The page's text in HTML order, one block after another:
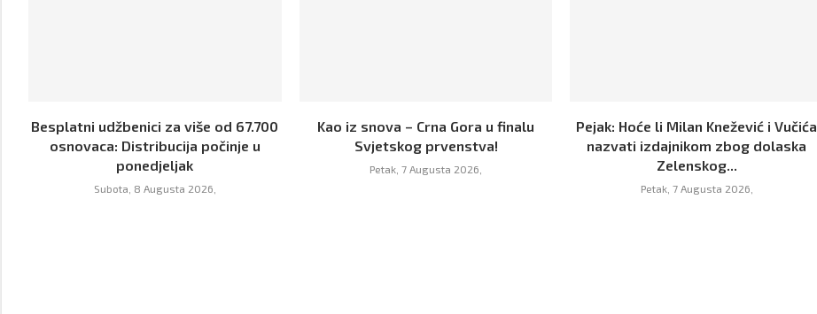
Besplatni udžbenici za više od 67.700
osnovaca: Distribucija počinje u
ponedjeljak
Subota, 8 Augusta 2026,
Kao iz snova – Crna Gora u finalu
Svjetskog prvenstva!
Petak, 7 Augusta 2026,
Pejak: Hoće li Milan Knežević i Vučića
nazvati izdajnikom zbog dolaska
Zelenskog...
Petak, 7 Augusta 2026,